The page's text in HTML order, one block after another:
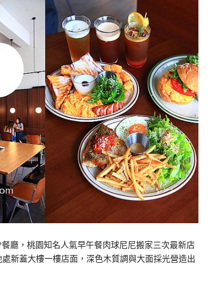
廳，桃園知名人氣早午餐肉球尼尼搬家三次最新店
新蓋大樓一樓店面，深色木質調與大面採光營造出